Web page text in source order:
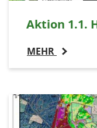
Aktion 1.1.
MEHR